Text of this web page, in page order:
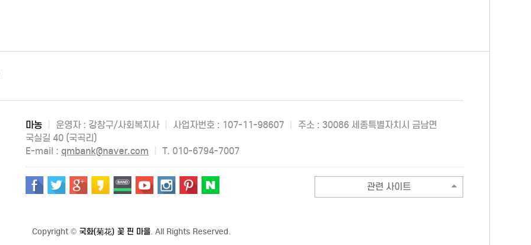
마농 운영자 : 강창구/사회복지사 사업자번호 : 107-11-98607
주소 : 30086 세종특별자치시 금남면
국실길 40 (국곡리)
E-mail : qmbank@naver.com T. 010-6794-7007
관련 사이트
Copyright © 국화(菊花) 꽃 핀 마을. All Rights Reserved.